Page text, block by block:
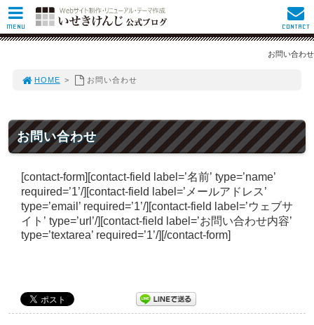
お問い合わせ
HOME > お問い合わせ
お問い合わせ
[contact-form][contact-field label=’名前’ type=’name’
required=’1’/][contact-field label=’メールアドレス’
type=’email’ required=’1’/][contact-field label=’ウェブサ
イト’ type=’url’/][contact-field label=’お問い合わせ内容’
type=’textarea’ required=’1’/][/contact-form]
MENU CONTACT